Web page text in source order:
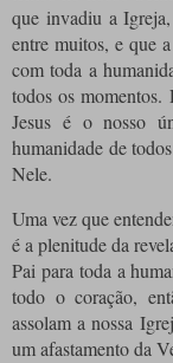
que invadiu a
entre muitos, e que
com toda a
todos os momentos.
Jesus é o nosso
humanidade de
Nele.
Uma vez que
é a plenitude da
Pai para toda a
todo o coração,
assolam a nossa
um afastamento da